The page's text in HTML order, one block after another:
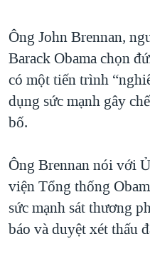
THỂ THAO
GIÁO DỤC
CHI PHÍ CHIẾN TRANH
CÁC GIÁ TRỊ CỘNG HÒA
THƯỢNG ĐỈNH TRUMP-
NGƯ DÂN VIỆT VÀ LÀN
BÊN KIA QUỐC LỘ:
QUAN HỆ VIỆT MỸ
Ông John Brennan,
Barack Obama chọn
có một tiến trình
dụng sức mạnh gây
bố.
Ông Brennan nói với
viện Tổng thống
sức mạnh sát thương
báo và duyệt xét thấu